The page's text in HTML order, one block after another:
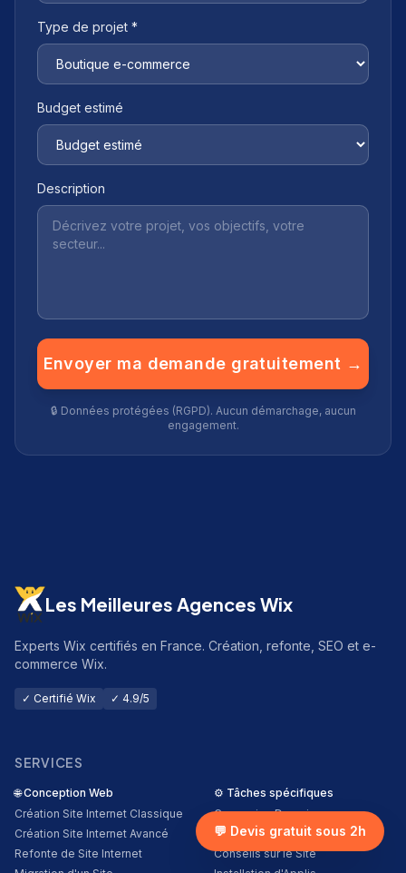
Type de projet *
Budget estimé
Description
Envoyer ma demande gratuitement →
🔒 Données protégées (RGPD). Aucun démarchage, aucun
engagement.
Les Meilleures Agences Wix
Experts Wix certifiés en France. Création, refonte, SEO et e-
commerce Wix.
✓ Certifié Wix ✓ 4.9/5
SERVICES
🌐 Conception Web
Création Site Internet Classique
Création Site Internet Avancé
Refonte de Site Internet
⚙️ Tâches spécifiques
Connexion Domaine
Ajustement de Site
Conseils sur le Site
💬 Devis gratuit sous 2h